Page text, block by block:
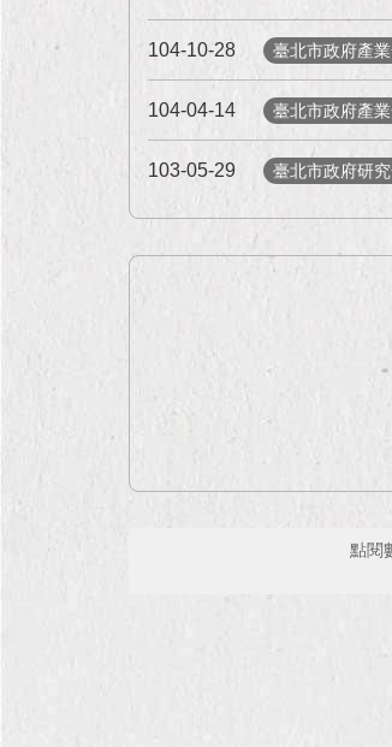
104-10-28 臺北市政府產
104-04-14 臺北市政府產
103-05-29 臺北市政府研
點閱